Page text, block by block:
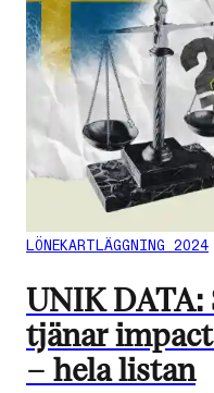
LÖNEKARTLÄGGNING 2024
UNIK DATA:
tjänar
– hela listan